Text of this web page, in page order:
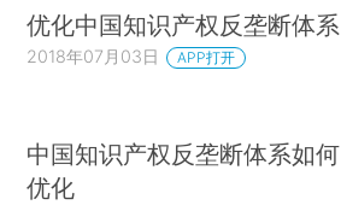
优化中国知识产权反垄断体系
2018年07月03日 APP打开
中国知识产权反垄断体系如何
优化